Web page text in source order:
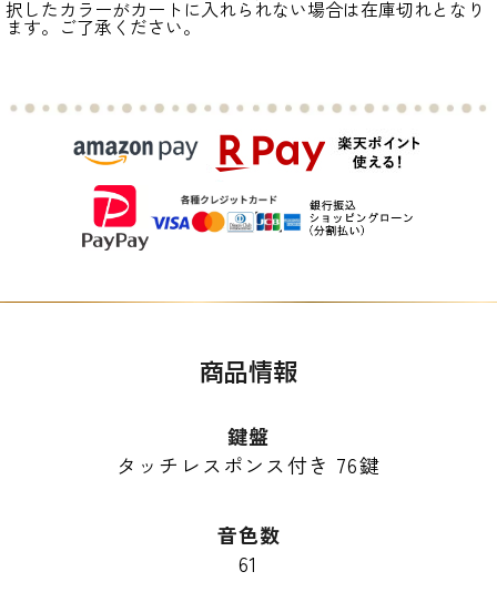
択したカラーがカートに入れられない場合は在庫切れとなり
ます。ご了承ください。
商品情報
鍵盤
タッチレスポンス付き 76鍵
音色数
61